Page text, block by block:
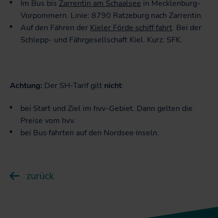
Im Bus bis Zarrentin am Schaalsee in Mecklenburg-
Vorpommern. Linie: 8790 Ratzeburg nach Zarrentin.
Auf den Fähren der Kieler Förde·schiff·fahrt. Bei der
Schlepp- und Fährgesellschaft Kiel. Kurz: SFK.
Achtung: Der SH-Tarif gilt nicht:
bei Start und Ziel im hvv-Gebiet. Dann gelten die
Preise vom hvv.
bei Bus·fahrten auf den Nordsee·inseln.
zurück